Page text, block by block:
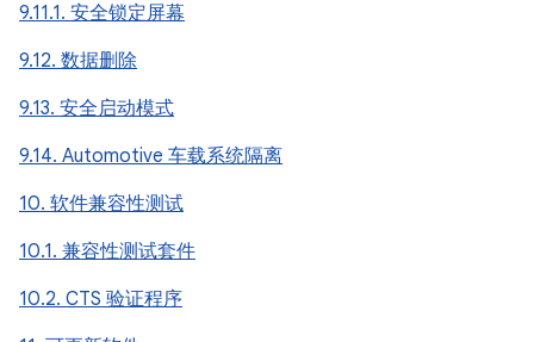
9.11.1. 安全锁定屏幕
9.12. 数据删除
9.13. 安全启动模式
9.14. Automotive 车载系统隔离
10. 软件兼容性测试
10.1. 兼容性测试套件
10.2. CTS 验证程序